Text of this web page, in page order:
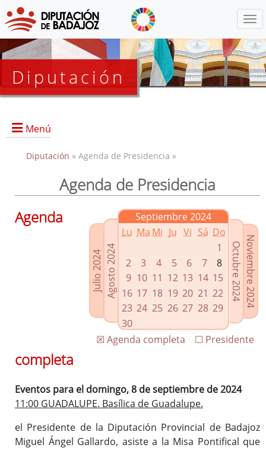
Diputación
Menú
Presidencia
Grupos Políticos
Enlaces relacionados
Agenda de Presidencia
Plenos provinciales y Juntas de gobierno
Oficina de Proyectos Europeos
Diputación » Agenda de Presidencia »
Agenda de Presidencia
Julio 2024Agosto 2024
Septiembre 2024
Lu Ma Mi Ju Vi Sá Do
1
2
3 4 5 6 7
8
9 10 11 12 13 14 15
16 17 18 19 20 21 22
23 24 25 26 27 28 29
30
Noviembre 2024
Octubre 2024
☐ Presidente
☒ Agenda completa
Agenda
completa
Eventos para el domingo, 8 de septiembre de 2024
11:00 GUADALUPE. Basílica de Guadalupe.
el Presidente de la Diputación Provincial de Badajoz
Miguel Ángel Gallardo, asiste a la Misa Pontifical que